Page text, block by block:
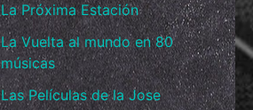
La Próxima Estación
La Vuelta al mundo en 80
músicas
Las Películas de la Jose